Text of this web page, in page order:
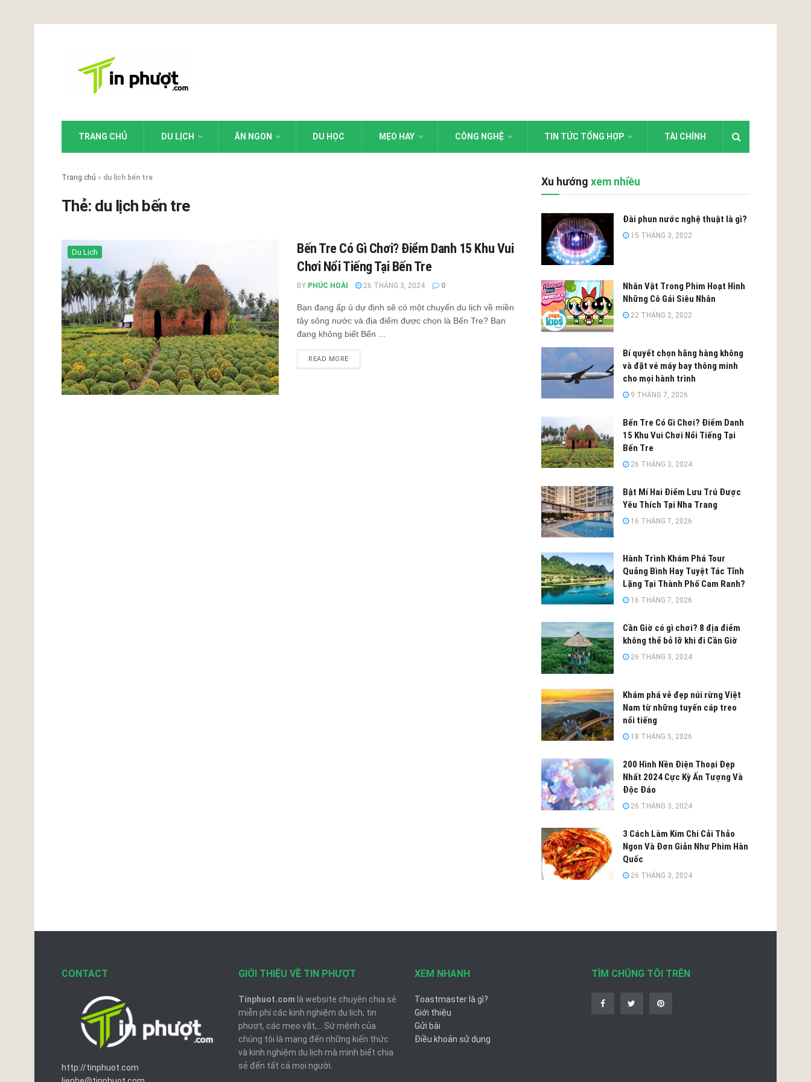
TRANG CHỦ DU LỊCH ĂN NGON DU HỌC MẸO HAY CÔNG NGHỆ TIN TỨC TỔNG HỢP TÀI CHÍNH
Trang chủ » du lịch bến tre
Thẻ: du lịch bến tre
Du Lịch
Bến Tre Có Gì Chơi? Điểm Danh 15 Khu Vui
Chơi Nổi Tiếng Tại Bến Tre
BY PHÚC HOÀI 26 THÁNG 3, 2024 0
Bạn đang ấp ủ dự định sẽ có một chuyến du lịch về miền
tây sông nước và địa điểm được chọn là Bến Tre? Bạn
đang không biết Bến ...
READ MORE
Xu hướng xem nhiều
Đài phun nước nghệ thuật là gì?
15 THÁNG 3, 2022
Nhân Vật Trong Phim Hoạt Hình
Những Cô Gái Siêu Nhân
22 THÁNG 2, 2022
Bí quyết chọn hãng hàng không
và đặt vé máy bay thông minh
cho mọi hành trình
9 THÁNG 7, 2026
Bến Tre Có Gì Chơi? Điểm Danh
15 Khu Vui Chơi Nổi Tiếng Tại
Bến Tre
26 THÁNG 3, 2024
Bật Mí Hai Điểm Lưu Trú Được
Yêu Thích Tại Nha Trang
16 THÁNG 7, 2026
Hành Trình Khám Phá Tour
Quảng Bình Hay Tuyệt Tác Tĩnh
Lặng Tại Thành Phố Cam Ranh?
16 THÁNG 7, 2026
Cần Giờ có gì chơi? 8 địa điểm
không thể bỏ lỡ khi đi Cần Giờ
26 THÁNG 3, 2024
Khám phá vẻ đẹp núi rừng Việt
Nam từ những tuyến cáp treo
nổi tiếng
18 THÁNG 5, 2026
200 Hình Nền Điện Thoại Đẹp
Nhất 2024 Cực Kỳ Ấn Tượng Và
Độc Đáo
26 THÁNG 3, 2024
3 Cách Làm Kim Chi Cải Thảo
Ngon Và Đơn Giản Như Phim Hàn
Quốc
26 THÁNG 3, 2024
CONTACT
http://tinphuot.com
GIỚI THIỆU VỀ TIN PHƯỢT
Tinphuot.com là website chuyên chia sẻ
miễn phí các kinh nghiệm du lịch, tin
phượt, các mẹo vặt,... Sứ mệnh của
chúng tôi là mang đến những kiến thức
và kinh nghiệm du lịch mà mình biết chia
sẻ đến tất cả mọi người.
XEM NHANH
Toastmaster là gì?
Giới thiệu
Gửi bài
Điều khoản sử dụng
TÌM CHÚNG TÔI TRÊN